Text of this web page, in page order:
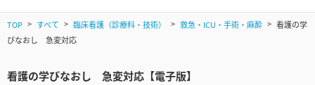
TOP すべて 臨床看護（診療科・技術） 救急・ICU・手術・麻酔
看護の学
びなおし 急変対応
看護の学びなおし 急変対応【電子版】